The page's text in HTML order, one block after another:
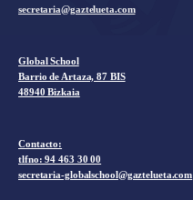
secretaria@gaztelueta.com
Global School
Barrio de Artaza, 87 BIS
48940 Bizkaia
Contacto:
tlfno: 94 463 30 00
secretaria-globalschool@gaztelueta.com